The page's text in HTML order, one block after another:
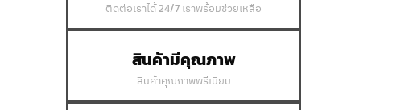
ติดต่อเราได้ 24/7 เราพร้อมช่วยเหลือ
สินค้ามีคุณภาพ
สินค้าคุณภาพพรีเมี่ยม